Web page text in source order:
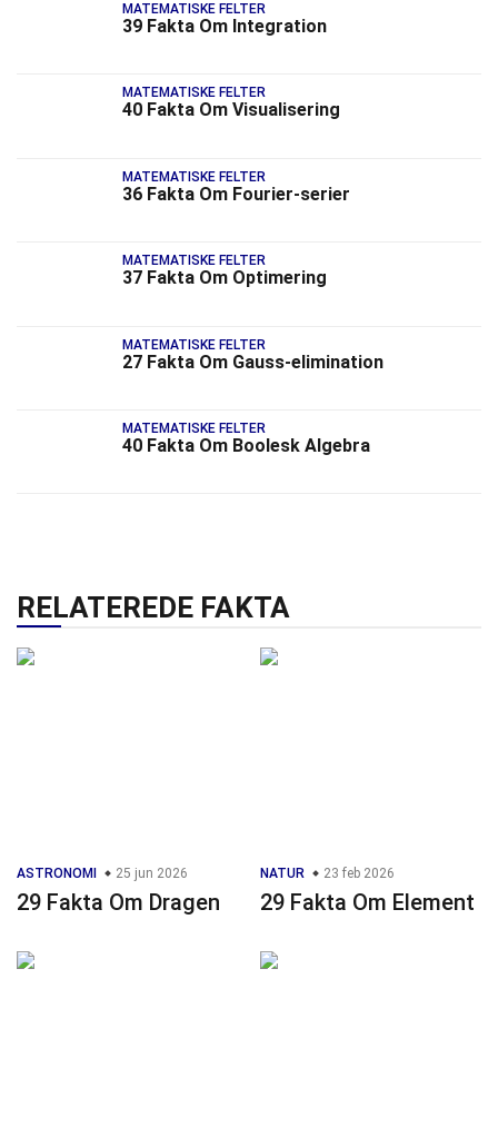
MATEMATISKE FELTER
39 Fakta Om Integration
MATEMATISKE FELTER
40 Fakta Om Visualisering
MATEMATISKE FELTER
36 Fakta Om Fourier-serier
MATEMATISKE FELTER
37 Fakta Om Optimering
MATEMATISKE FELTER
27 Fakta Om Gauss-elimination
MATEMATISKE FELTER
40 Fakta Om Boolesk Algebra
RELATEREDE FAKTA
ASTRONOMI 25 jun 2026
29 Fakta Om Dragen
NATUR 23 feb 2026
29 Fakta Om Element